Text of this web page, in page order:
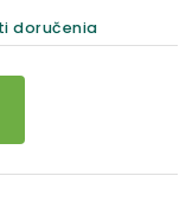
doručenia